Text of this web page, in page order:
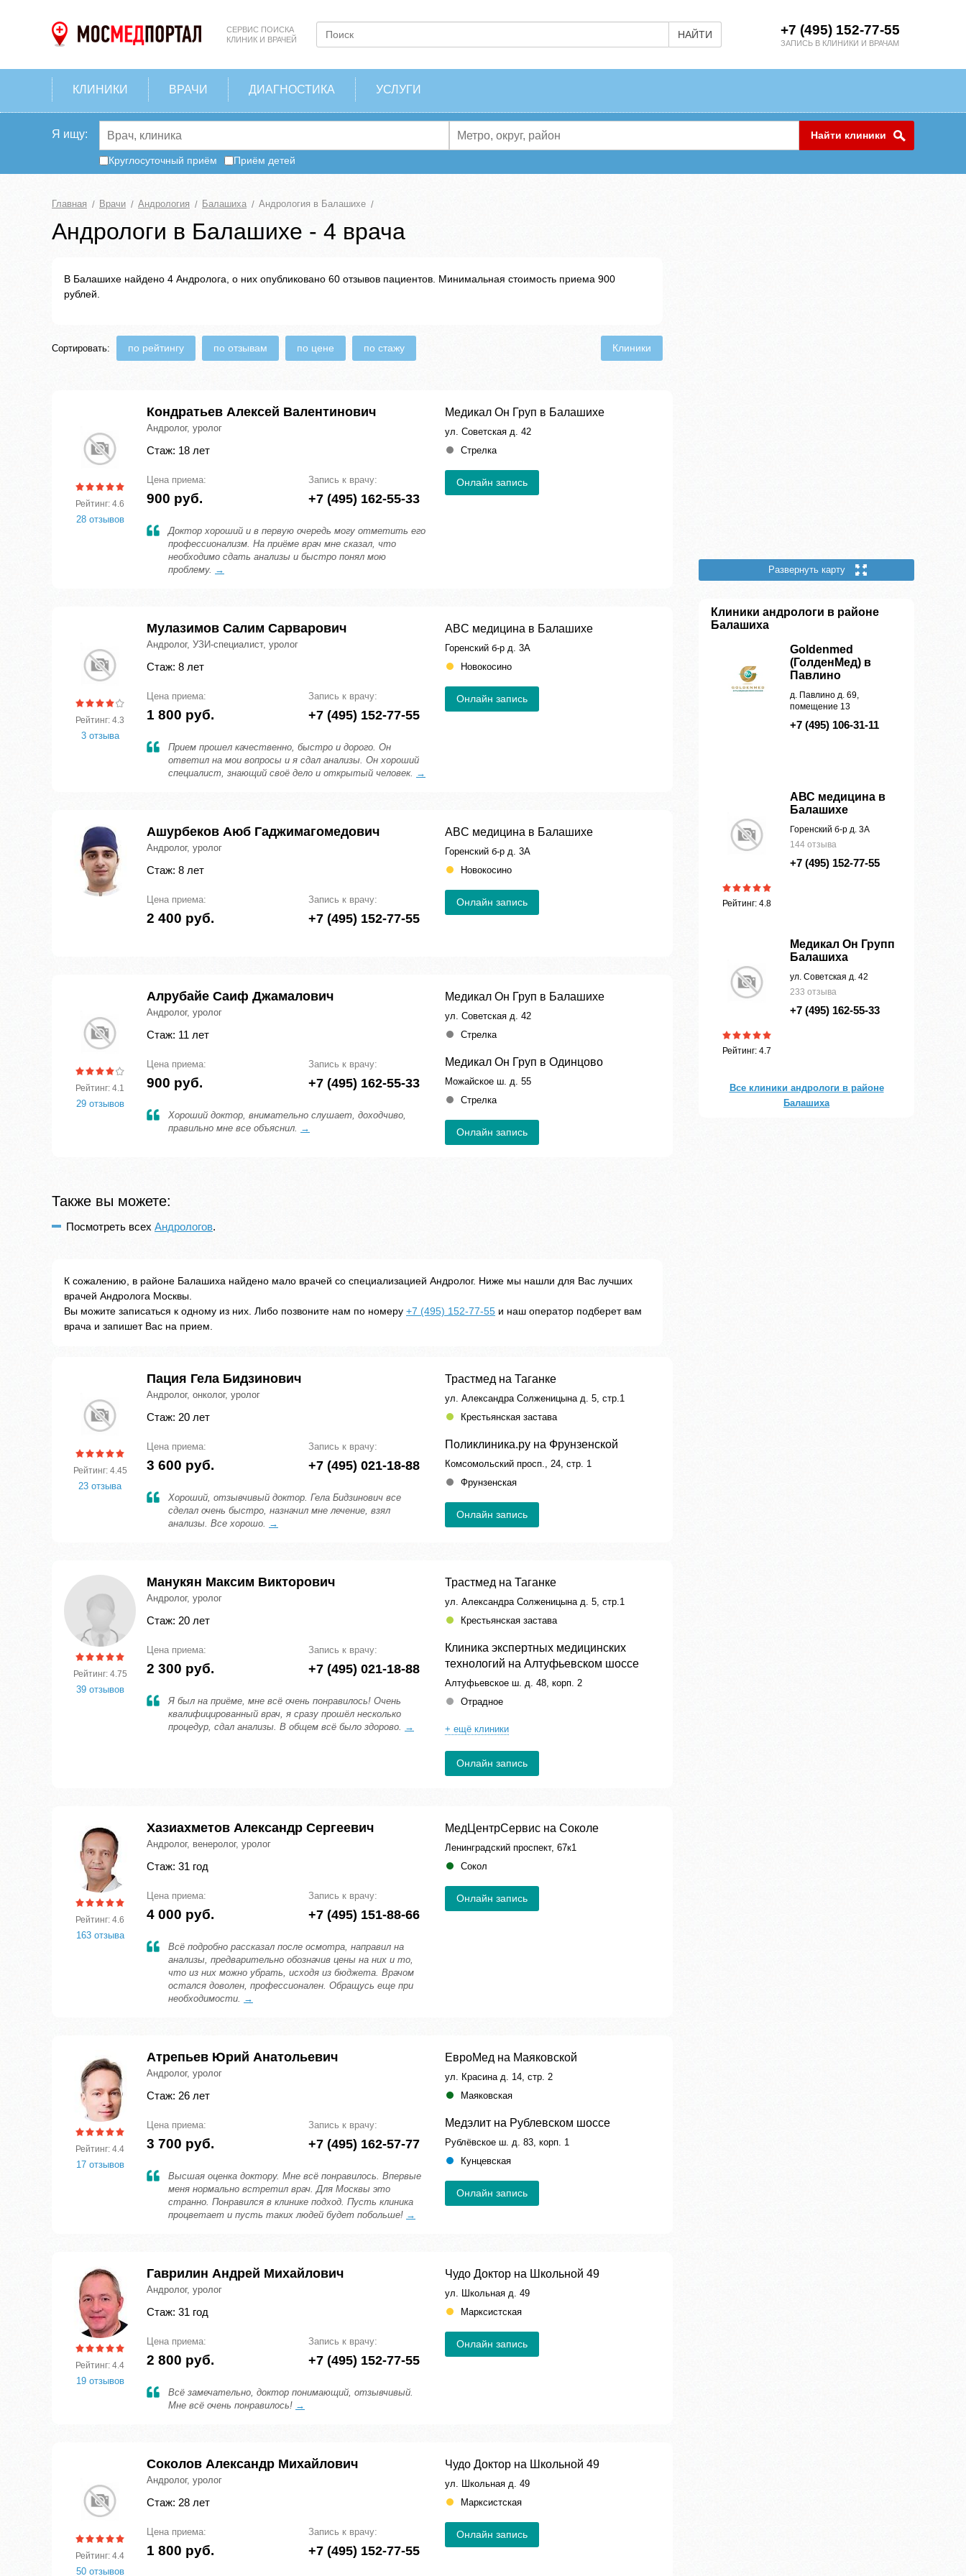
СЕРВИС ПОИСКА
КЛИНИК И ВРАЧЕЙ
НАЙТИ +7 (495) 152-77-55
ЗАПИСЬ В КЛИНИКИ И ВРАЧАМ
КЛИНИКИ ВРАЧИ ДИАГНОСТИКА УСЛУГИ
Я ищу: Найти клиники
Круглосуточный приём Приём детей
Главная Врачи Андрология Балашиха Андрология в Балашихе
Андрологи в Балашихе - 4 врача
В Балашихе найдено 4 Андролога, о них опубликовано 60 отзывов пациентов. Минимальная стоимость приема 900
рублей.
Клиники
Сортировать: по рейтингу по отзывам по цене по стажу
Рейтинг: 4.6
28 отзывов
Кондратьев Алексей Валентинович
Андролог, уролог
Стаж: 18 лет
Цена приема:
900 руб.
Запись к врачу:
+7 (495) 162-55-33
Доктор хороший и в первую очередь могу отметить его
профессионализм. На приёме врач мне сказал, что
необходимо сдать анализы и быстро понял мою
проблему. →
Медикал Он Груп в Балашихе
ул. Советская д. 42
Стрелка
Онлайн запись
Рейтинг: 4.3
3 отзыва
Мулазимов Салим Сарварович
Андролог, УЗИ-специалист, уролог
Стаж: 8 лет
Цена приема:
1 800 руб.
Запись к врачу:
+7 (495) 152-77-55
Прием прошел качественно, быстро и дорого. Он
ответил на мои вопросы и я сдал анализы. Он хороший
специалист, знающий своё дело и открытый человек. →
ABC медицина в Балашихе
Горенский б-р д. 3А
Новокосино
Онлайн запись
Ашурбеков Аюб Гаджимагомедович
Андролог, уролог
Стаж: 8 лет
Цена приема:
2 400 руб.
Запись к врачу:
+7 (495) 152-77-55
ABC медицина в Балашихе
Горенский б-р д. 3А
Новокосино
Онлайн запись
Рейтинг: 4.1
29 отзывов
Алрубайе Саиф Джамалович
Андролог, уролог
Стаж: 11 лет
Цена приема:
900 руб.
Запись к врачу:
+7 (495) 162-55-33
Хороший доктор, внимательно слушает, доходчиво,
правильно мне все объяснил. →
Медикал Он Груп в Балашихе
ул. Советская д. 42
Стрелка
Медикал Он Груп в Одинцово
Можайское ш. д. 55
Стрелка
Онлайн запись
Также вы можете:
Посмотреть всех Андрологов.
К сожалению, в районе Балашиха найдено мало врачей со специализацией Андролог. Ниже мы нашли для Вас лучших
врачей Андролога Москвы.
Вы можите записаться к одному из них. Либо позвоните нам по номеру +7 (495) 152-77-55 и наш оператор подберет вам
врача и запишет Вас на прием.
Рейтинг: 4.45
23 отзыва
Пация Гела Бидзинович
Андролог, онколог, уролог
Стаж: 20 лет
Цена приема:
3 600 руб.
Запись к врачу:
+7 (495) 021-18-88
Хороший, отзывчивый доктор. Гела Бидзинович все
сделал очень быстро, назначил мне лечение, взял
анализы. Все хорошо. →
Трастмед на Таганке
ул. Александра Солженицына д. 5, стр.1
Крестьянская застава
Поликлиника.ру на Фрунзенской
Комсомольский просп., 24, стр. 1
Фрунзенская
Онлайн запись
Рейтинг: 4.75
39 отзывов
Манукян Максим Викторович
Андролог, уролог
Стаж: 20 лет
Цена приема:
2 300 руб.
Запись к врачу:
+7 (495) 021-18-88
Я был на приёме, мне всё очень понравилось! Очень
квалифицированный врач, я сразу прошёл несколько
процедур, сдал анализы. В общем всё было здорово. →
Трастмед на Таганке
ул. Александра Солженицына д. 5, стр.1
Крестьянская застава
Клиника экспертных медицинских
технологий на Алтуфьевском шоссе
Алтуфьевское ш. д. 48, корп. 2
Отрадное
+ ещё клиники
Онлайн запись
Рейтинг: 4.6
163 отзыва
Хазиахметов Александр Сергеевич
Андролог, венеролог, уролог
Стаж: 31 год
Цена приема:
4 000 руб.
Запись к врачу:
+7 (495) 151-88-66
Всё подробно рассказал после осмотра, направил на
анализы, предварительно обозначив цены на них и то,
что из них можно убрать, исходя из бюджета. Врачом
остался доволен, профессионален. Обращусь еще при
необходимости. →
МедЦентрСервис на Соколе
Ленинградский проспект, 67к1
Сокол
Онлайн запись
Рейтинг: 4.4
17 отзывов
Атрепьев Юрий Анатольевич
Андролог, уролог
Стаж: 26 лет
Цена приема:
3 700 руб.
Запись к врачу:
+7 (495) 162-57-77
Высшая оценка доктору. Мне всё понравилось. Впервые
меня нормально встретил врач. Для Москвы это
странно. Понравился в клинике подход. Пусть клиника
процветает и пусть таких людей будет побольше! →
ЕвроМед на Маяковской
ул. Красина д. 14, стр. 2
Маяковская
Медэлит на Рублевском шоссе
Рублёвское ш. д. 83, корп. 1
Кунцевская
Онлайн запись
Рейтинг: 4.4
19 отзывов
Гаврилин Андрей Михайлович
Андролог, уролог
Стаж: 31 год
Цена приема:
2 800 руб.
Запись к врачу:
+7 (495) 152-77-55
Всё замечательно, доктор понимающий, отзывчивый.
Мне всё очень понравилось! →
Чудо Доктор на Школьной 49
ул. Школьная д. 49
Марксистская
Онлайн запись
Рейтинг: 4.4
50 отзывов
Соколов Александр Михайлович
Андролог, уролог
Стаж: 28 лет
Цена приема:
1 800 руб.
Запись к врачу:
+7 (495) 152-77-55
Чудо Доктор на Школьной 49
ул. Школьная д. 49
Марксистская
Онлайн запись
Развернуть карту
Клиники андрологи в районе
Балашиха
Goldenmed
(ГолденМед) в
Павлино
д. Павлино д. 69,
помещение 13
+7 (495) 106-31-11
Рейтинг: 4.8
АВС медицина в
Балашихе
Горенский б-р д. 3А
144 отзыва
+7 (495) 152-77-55
Рейтинг: 4.7
Медикал Он Групп
Балашиха
ул. Советская д. 42
233 отзыва
+7 (495) 162-55-33
Все клиники андрологи в районе
Балашиха